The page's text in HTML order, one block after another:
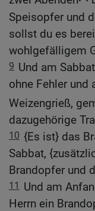
Speisopfer und
sollst du es
wohlgefälligem
9 Und am
ohne Fehler und
Weizengrieß,
dazugehörige
10 {Es ist} das
Sabbat,
Brandopfer und
11 Und am
Herrn ein